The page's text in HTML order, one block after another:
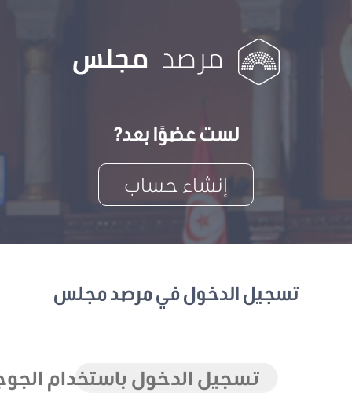
لست عضوًا بعد?
إنشاء حساب
تسجيل الدخول في مرصد مجلس
تسجيل الدخول باستخدام الجوجل